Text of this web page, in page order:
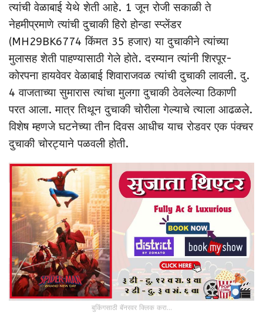
त्यांची वेळाबाई येथे शेती आहे. 1 जून रोजी सकाळी ते
नेहमीप्रमाणे त्यांची दुचाकी हिरो होन्डा स्प्लेंडर
(MH29BK6774 किंमत 35 हजार) या दुचाकीने त्यांच्या
मुलासह शेती पाहण्यासाठी गेले होते. दरम्यान त्यांनी शिरपूर-
कोरपना हायवेवर वेळाबाई शिवाराजवळ त्यांची दुचाकी लावली. दु.
4 वाजताच्या सुमारास त्यांचा मुलगा दुचाकी ठेवलेल्या ठिकाणी
परत आला. मात्र तिथून दुचाकी चोरीला गेल्याचे त्याला आढळले.
विशेष म्हणजे घटनेच्या तीन दिवस आधीच याच रोडवर एक पंक्चर
दुचाकी चोरट्याने पळवली होती.
बुकिंगसाठी बॅनरवर क्लिक करा...